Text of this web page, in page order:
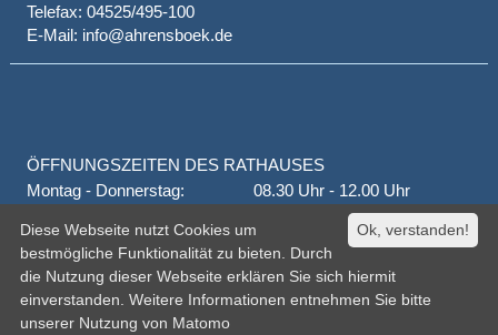
Telefax: 04525/495-100
E-Mail: info@ahrensboek.de
ÖFFNUNGSZEITEN DES RATHAUSES
Montag - Donnerstag:
08.30 Uhr - 12.00 Uhr
14.00 Uhr - 18.00 Uhr
jeden 1. und 3. Montag
16.00 Uhr - 18.00 Uhr
Freitag
geschlossen
oder nach Vereinbarung
Ok, verstanden!
Diese Webseite nutzt Cookies um
bestmögliche Funktionalität zu bieten. Durch
die Nutzung dieser Webseite erklären Sie sich hiermit
einverstanden. Weitere Informationen entnehmen Sie bitte
unserer Nutzung von Matomo